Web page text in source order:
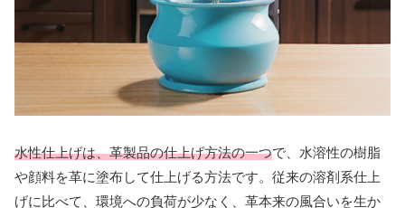
水性仕上げは、革製品の仕上げ方法の一つで、水溶性の樹脂
や顔料を革に塗布して仕上げる方法です。従来の溶剤系仕上
げに比べて、環境への負荷が少なく、革本来の風合いを生か